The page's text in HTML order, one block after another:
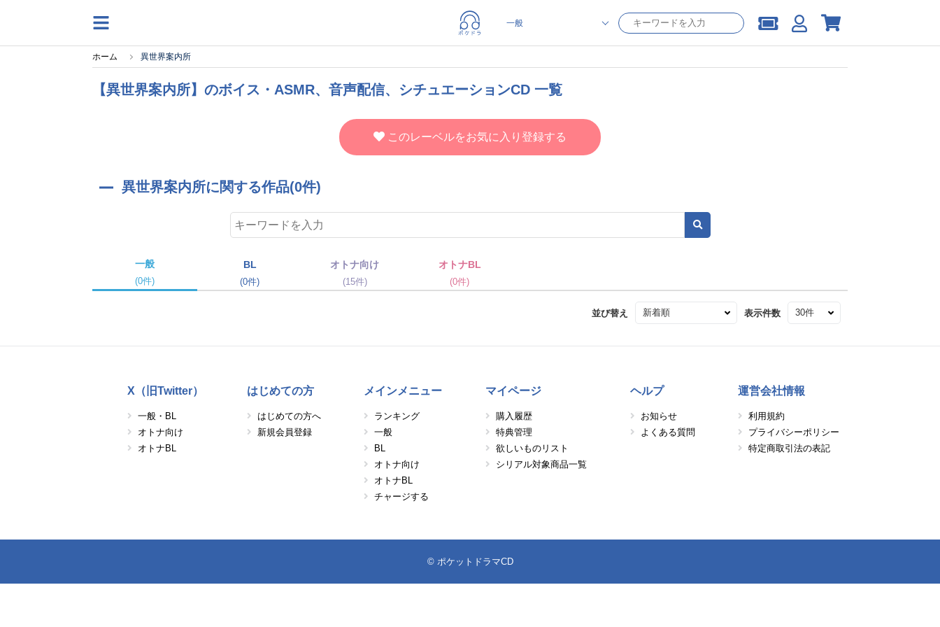
ホーム 異世界案内所
【異世界案内所】のボイス・ASMR、音声配信、シチュエーションCD 一覧
このレーベルをお気に入り登録する
異世界案内所に関する作品(0件)
一般
(0件)
BL
(0件)
オトナ向け
(15件)
オトナBL
(0件)
並び替え 表示件数
X（旧Twitter）
一般・BL
オトナ向け
オトナBL
はじめての方
はじめての方へ
新規会員登録
メインメニュー
ランキング
一般
BL
オトナ向け
オトナBL
チャージする
マイページ
購入履歴
特典管理
欲しいものリスト
シリアル対象商品一覧
ヘルプ
お知らせ
よくある質問
運営会社情報
利用規約
プライバシーポリシー
特定商取引法の表記
© ポケットドラマCD